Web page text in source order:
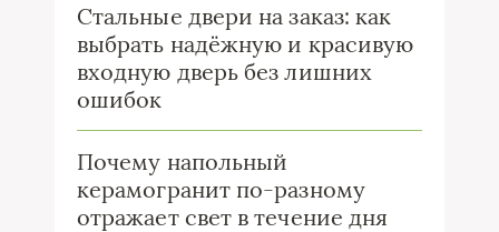
Стальные двери на заказ: как
выбрать надёжную и красивую
входную дверь без лишних
ошибок
Почему напольный
керамогранит по-разному
отражает свет в течение дня